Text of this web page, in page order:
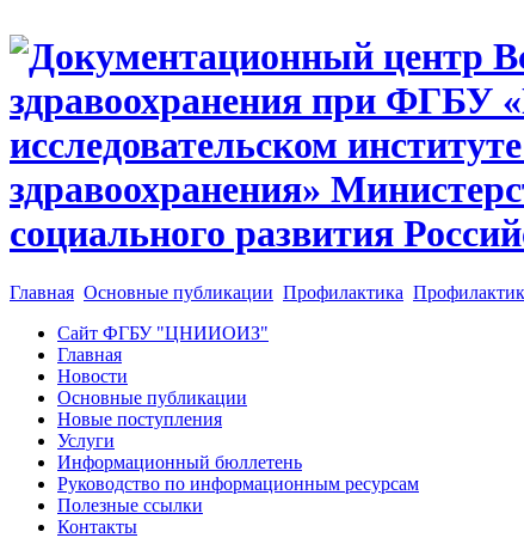
Главная Основные публикации Профилактика
Сайт ФГБУ "ЦНИИОИЗ"
Главная
Новости
Основные публикации
Новые поступления
Услуги
Информационный бюллетень
Руководство по информационным ресурсам
Полезные ссылки
Контакты